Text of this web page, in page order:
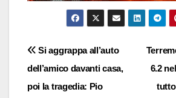
Navigazione
articoli
6.2
Si aggrappa all’auto
dell’amico davanti casa,
poi la tragedia: Pio